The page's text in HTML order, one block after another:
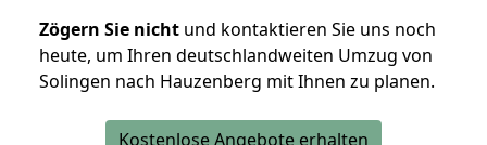
Zögern Sie nicht und kontaktieren Sie uns noch
heute, um Ihren deutschlandweiten Umzug von
Solingen nach Hauzenberg mit Ihnen zu planen.
Kostenlose Angebote erhalten